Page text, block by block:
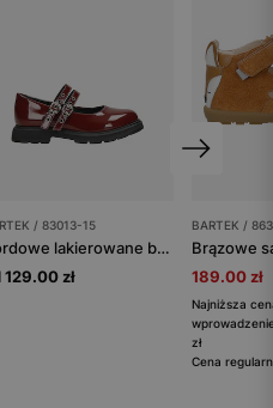
/ 83013-15
Bordowe lakierowane baleriny dziewczęce BARTEK 83013-15
129.00 zł
BARTEK /
189.00 zł
Najniższa
zł
Cena